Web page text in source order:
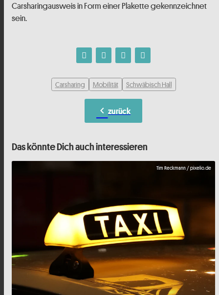
Carsharingausweis in Form einer Plakette gekennzeichnet
sein.
Carsharing Mobilität Schwäbisch Hall
chevron_left zurück
Das könnte Dich auch interessieren
Tim Reckmann / pixelio.de